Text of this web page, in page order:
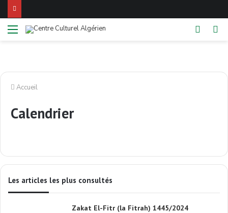
Menu
Switch
Accueil
Calendrier
Les articles les plus consultés
Zakat El-Fitr (la Fitrah) 1445/2024